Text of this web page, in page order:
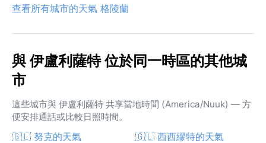
查看所有城市的天氣 格陵蘭
與 伊盧利薩特 位於同一時區的其他城
市
這些城市與 伊盧利薩特 共享當地時間 (America/Nuuk) — 方
便安排通話或比較日照時間。
🇬🇱 努克的天氣 🇬🇱 西西繆特的天氣